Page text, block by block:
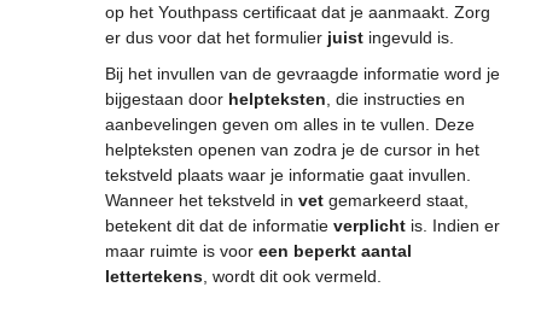
op het Youthpass certificaat dat je aanmaakt. Zorg
er dus voor dat het formulier juist ingevuld is.
Bij het invullen van de gevraagde informatie word je
bijgestaan door helpteksten , die instructies en
aanbevelingen geven om alles in te vullen. Deze
helpteksten openen van zodra je de cursor in het
tekstveld plaats waar je informatie gaat invullen.
Wanneer het tekstveld in vet gemarkeerd staat,
betekent dit dat de informatie verplicht is. Indien er
maar ruimte is voor een beperkt aantal
lettertekens , wordt dit ook vermeld.